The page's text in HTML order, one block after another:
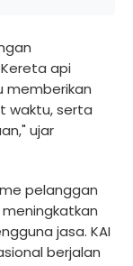
api
memberikan
waktu, serta
ujar
pelanggan
jasa. KAI
berjalan